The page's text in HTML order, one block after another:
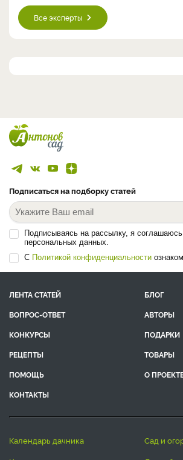
Все эксперты
Подписаться на подборку статей
Подписываясь на рассылку, я
персональных данных.
С Политикой конфиденциальности
ЛЕНТА СТАТЕЙ
БЛОГ
ВОПРОС-ОТВЕТ
АВТОРЫ
КОНКУРСЫ
ПОДАРКИ
РЕЦЕПТЫ
ТОВАРЫ
ПОМОЩЬ
О
КОНТАКТЫ
календарь дачника
сад и